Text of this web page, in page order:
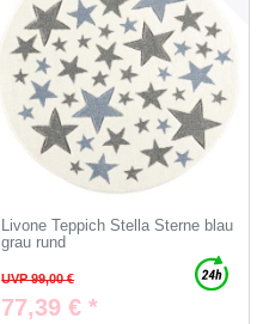
Livone Teppich Stella Sterne blau
grau rund
UVP 99,00 €
77,39 € *